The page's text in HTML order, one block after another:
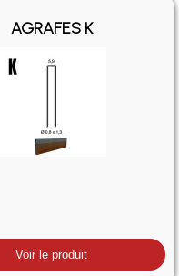
AGRAFES K
Voir le produit